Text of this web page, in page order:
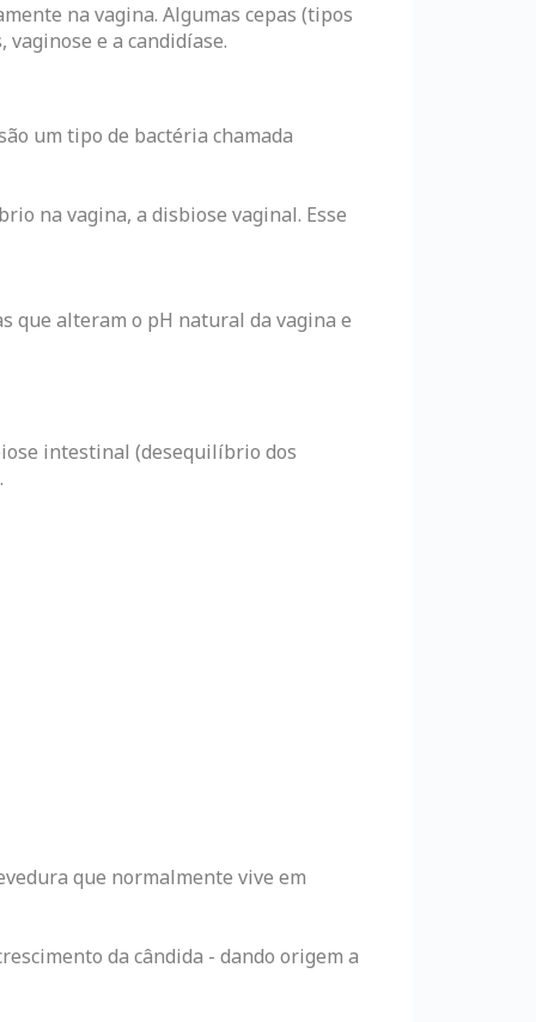
na vagina. Algumas cepas (tipos
e a candidíase.
um tipo de bactéria chamada
na vagina, a disbiose vaginal. Esse
que alteram o pH natural da vagina e
intestinal (desequilíbrio dos
que normalmente vive em
da cândida - dando origem a